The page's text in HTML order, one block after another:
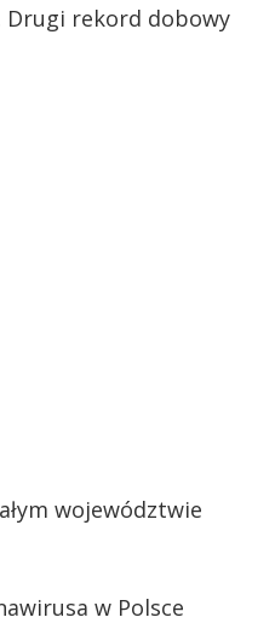
Drugi rekord dobowy
województwie
w Polsce